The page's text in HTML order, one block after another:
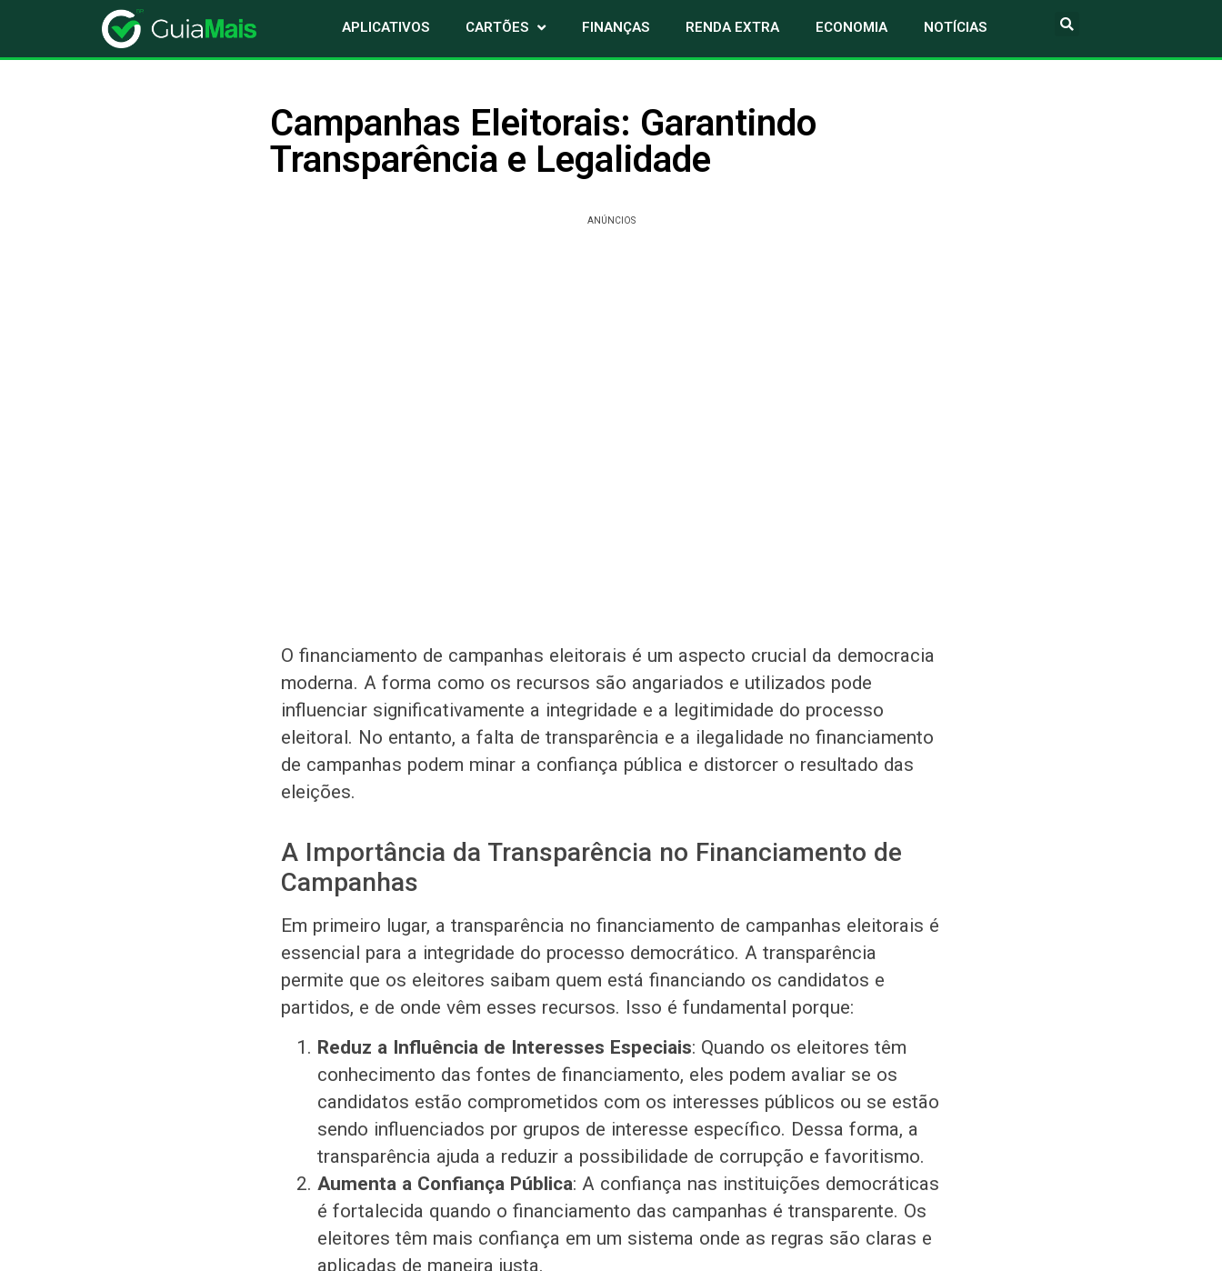
APLICATIVOS CARTÕES FINANÇAS RENDA EXTRA ECONOMIA NOTÍCIAS
Campanhas Eleitorais: Garantindo
Transparência e Legalidade
ANÚNCIOS
O financiamento de campanhas eleitorais é um aspecto crucial da democracia
moderna. A forma como os recursos são angariados e utilizados pode
influenciar significativamente a integridade e a legitimidade do processo
eleitoral. No entanto, a falta de transparência e a ilegalidade no financiamento
de campanhas podem minar a confiança pública e distorcer o resultado das
eleições.
A Importância da Transparência no Financiamento de
Campanhas
Em primeiro lugar, a transparência no financiamento de campanhas eleitorais é
essencial para a integridade do processo democrático. A transparência
permite que os eleitores saibam quem está financiando os candidatos e
partidos, e de onde vêm esses recursos. Isso é fundamental porque:
Reduz a Influência de Interesses Especiais: Quando os eleitores têm
conhecimento das fontes de financiamento, eles podem avaliar se os
candidatos estão comprometidos com os interesses públicos ou se estão
sendo influenciados por grupos de interesse específico. Dessa forma, a
transparência ajuda a reduzir a possibilidade de corrupção e favoritismo.
Aumenta a Confiança Pública: A confiança nas instituições democráticas
é fortalecida quando o financiamento das campanhas é transparente. Os
eleitores têm mais confiança em um sistema onde as regras são claras e
aplicadas de maneira justa.